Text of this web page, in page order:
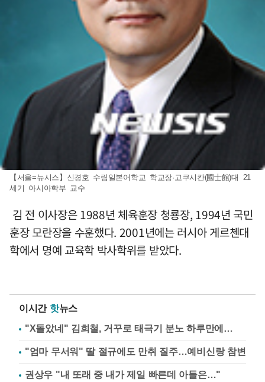
【서울=뉴시스】신경호 수림일본어학교 학교장·고쿠시칸(國士館)대 21
세기 아시아학부 교수
김 전 이사장은 1988년 체육훈장 청룡장, 1994년 국민
훈장 모란장을 수훈했다. 2001년에는 러시아 게르첸대
학에서 명예 교육학 박사학위를 받았다.
이시간 핫뉴스
"X돌았네" 김희철, 거꾸로 태극기 분노 하루만에…
"엄마 무서워" 딸 절규에도 만취 질주…예비신랑 참변
권상우 "내 또래 중 내가 제일 빠른데 아들은…"